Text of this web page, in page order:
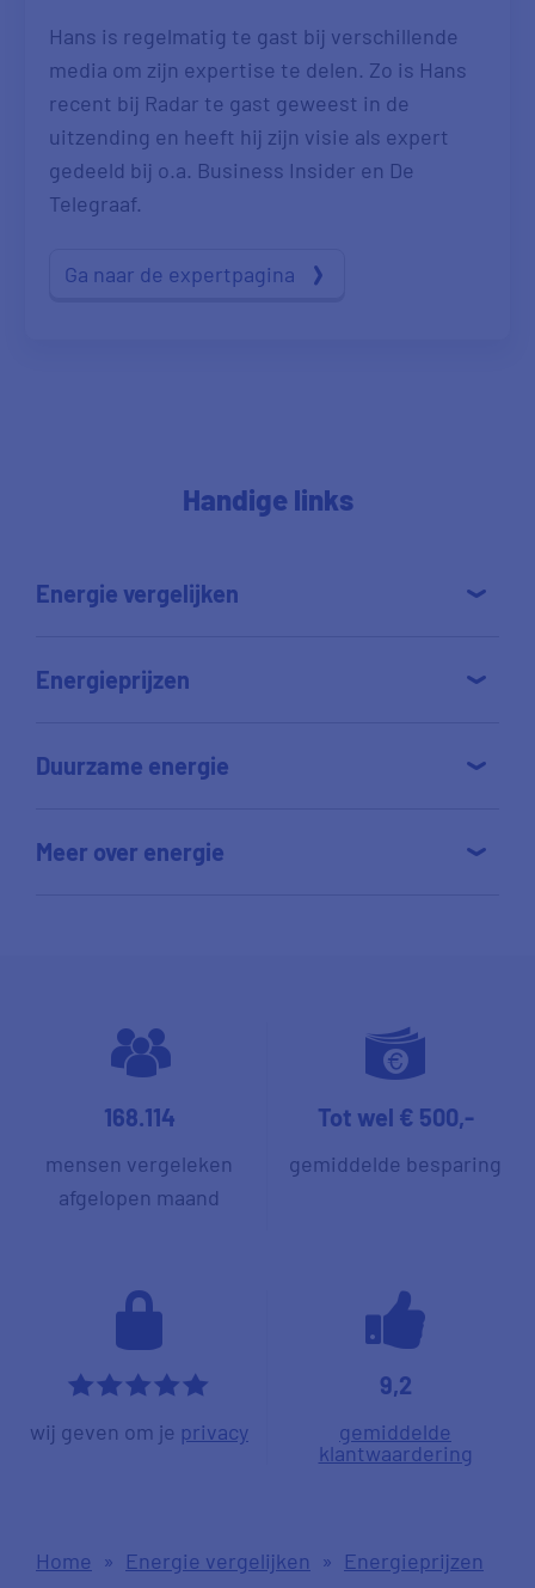
Hans is regelmatig te gast bij verschillende
media om zijn expertise te delen. Zo is Hans
recent bij Radar te gast geweest in de
uitzending en heeft hij zijn visie als expert
gedeeld bij o.a. Business Insider en De
Telegraaf.
Ga naar de expertpagina
Handige links
Energie vergelijken
Energieprijzen
Duurzame energie
Meer over energie
168.114
mensen vergeleken
afgelopen maand
Tot wel € 500,-
gemiddelde besparing
*****
wij geven om je privacy
9,2
gemiddelde
klantwaardering
Home » Energie vergelijken » Energieprijzen